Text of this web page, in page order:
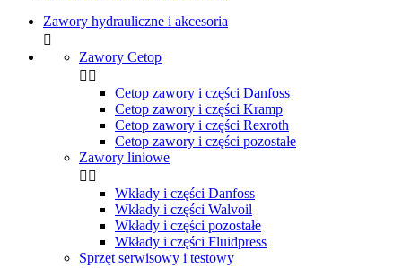
Zawory hydrauliczne i akcesoria

Zawory Cetop
 
Cetop zawory i części Danfoss
Cetop zawory i części Kramp
Cetop zawory i części Rexroth
Cetop zawory i części pozostałe
Zawory liniowe
 
Wkłady i części Danfoss
Wkłady i części Walvoil
Wkłady i części pozostałe
Wkłady i części Fluidpress
Sprzęt serwisowy i testowy